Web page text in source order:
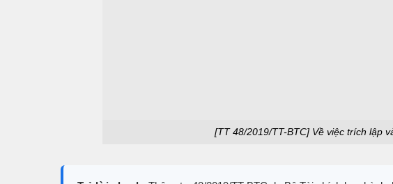
[TT 48/2019/TT-BTC] Về việc trích lập